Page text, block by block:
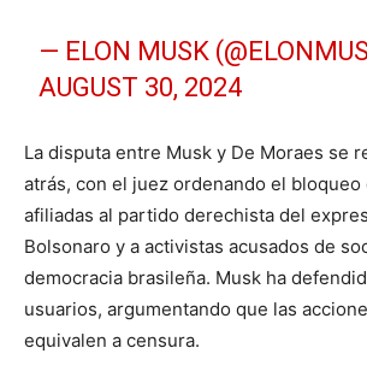
— ELON MUSK
AUGUST 30, 2024
La disputa entre Musk y De Moraes se
atrás, con el juez ordenando el bloqueo
afiliadas al partido derechista del
Bolsonaro y a activistas acusados de
democracia brasileña. Musk ha
usuarios, argumentando que las
equivalen a censura.